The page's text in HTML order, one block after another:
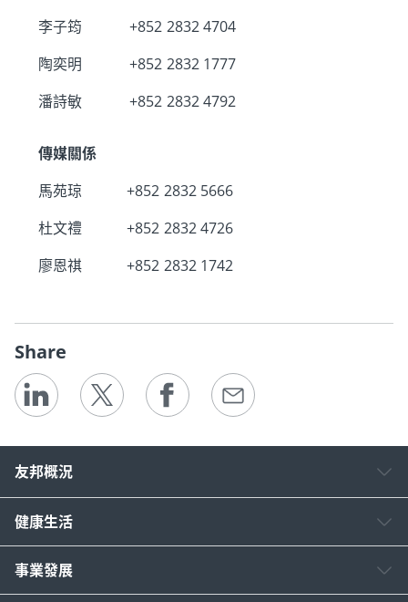
李子筠
+852 2832 4704
陶奕明
+852 2832 1777
潘詩敏
+852 2832 4792
傳媒關係
馬苑琼
+852 2832 5666
杜文禮
+852 2832 4726
廖恩祺
+852 2832 1742
Share
友邦概況
健康生活
事業發展